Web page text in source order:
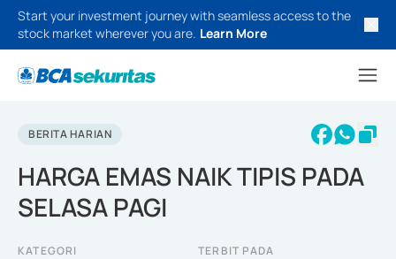
Start your investment journey with seamless access to the
stock market wherever you are. Learn More
BERITA HARIAN
HARGA EMAS NAIK TIPIS PADA
SELASA PAGI
KATEGORI TERBIT PADA